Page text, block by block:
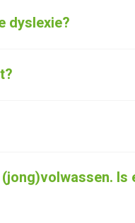
dyslexie?
Is